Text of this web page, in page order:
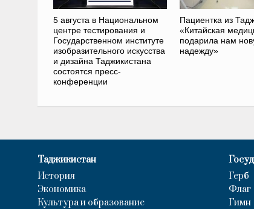
5 августа в Национальном
центре тестирования и
Государственном институте
изобразительного искусства
и дизайна Таджикистана
состоятся пресс-
конференции
Пациентка из
«Китайская
подарила нам
надежду»
Таджикистан
История
Экономика
Культура и образование
Герб
Флаг
Гимн